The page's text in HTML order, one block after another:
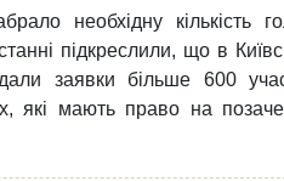
необхідну кількість
підкреслили, що в
заявки більше 600
які мають право на